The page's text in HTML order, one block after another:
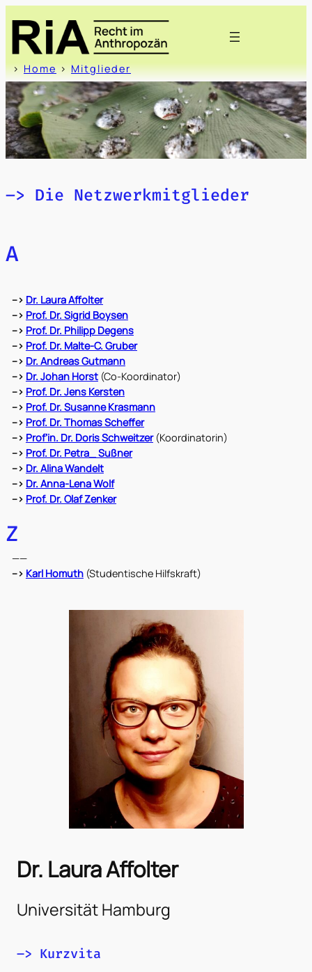
Inhalt
springen
>Home>Mitglieder
–> Die Netzwerkmitglieder
A
–> Dr. Laura Affolter
–> Prof. Dr. Sigrid Boysen
–> Prof. Dr. Philipp Degens
–> Prof. Dr. Malte-C. Gruber
–> Dr. Andreas Gutmann
–> Dr. Johan Horst (Co-Koordinator)
–> Prof. Dr. Jens Kersten
–> Prof. Dr. Susanne Krasmann
–> Prof. Dr. Thomas Scheffer
–> Prof’in. Dr. Doris Schweitzer (Koordinatorin)
–> Prof. Dr. Petra_ Sußner
–> Dr. Alina Wandelt
–> Dr. Anna-Lena Wolf
–> Prof. Dr. Olaf Zenker
Z
——
–> Karl Homuth (Studentische Hilfskraft)
Dr. Laura Affolter
Universität Hamburg
–> Kurzvita